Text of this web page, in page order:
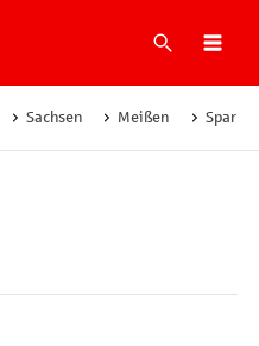
Suche
Sachsen Meißen